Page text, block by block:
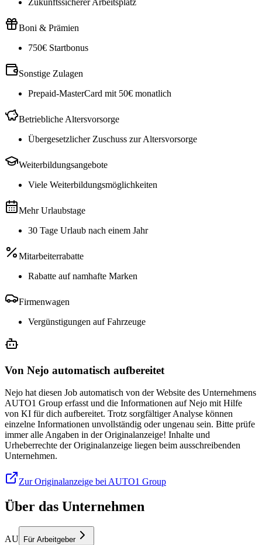
Boni & Prämien
750€ Startbonus
Sonstige Zulagen
Prepaid-MasterCard mit 50€ monatlich
Betriebliche Altersvorsorge
Übergesetzlicher Zuschuss zur Altersvorsorge
Weiterbildungsangebote
Viele Weiterbildungsmöglichkeiten
Mehr Urlaubstage
30 Tage Urlaub nach einem Jahr
Mitarbeiterrabatte
Rabatte auf namhafte Marken
Firmenwagen
Vergünstigungen auf Fahrzeuge
Von Nejo automatisch aufbereitet
Nejo hat diesen Job automatisch von der Website des Unternehmens
AUTO1 Group erfasst und die Informationen auf Nejo mit Hilfe
von KI für dich aufbereitet. Trotz sorgfältiger Analyse können
einzelne Informationen unvollständig oder ungenau sein. Bitte prüfe
immer alle Angaben in der Originalanzeige! Inhalte und
Urheberrechte der Originalanzeige liegen beim ausschreibenden
Unternehmen.
Zur Originalanzeige bei AUTO1 Group
Über das Unternehmen
AU
Für Arbeitgeber